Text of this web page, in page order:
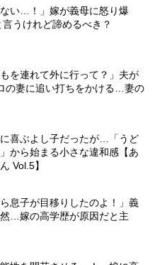
ない…！」嫁が義母に怒り爆
うけれど諦めるべき？
を連れて外に行って？」夫が
の妻に追い打ちをかける…妻の
喜ぶよし子だったが…「うど
から始まる小さな違和感【あ
Vol.5】
息子が目移りしたのよ！」義
…嫁の高学歴が原因だと主